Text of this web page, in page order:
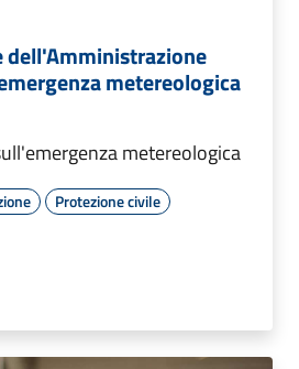
dell'Amministrazione
metereologica
metereologica
Protezione civile